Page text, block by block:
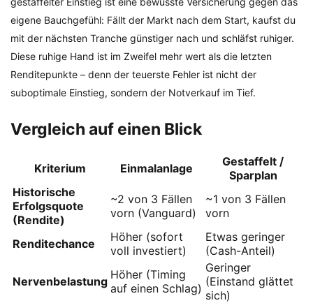
eigene Bauchgefühl: Fällt der Markt nach dem Start, kaufst du
mit der nächsten Tranche günstiger nach und schläfst ruhiger.
Diese ruhige Hand ist im Zweifel mehr wert als die letzten
Renditepunkte – denn der teuerste Fehler ist nicht der
suboptimale Einstieg, sondern der Notverkauf im Tief.
Vergleich auf einen Blick
Kriterium Einmalanlage
Gestaffelt /
Sparplan
Historische
Erfolgsquote
(Rendite)
~2 von 3 Fällen
vorn (Vanguard)
~1 von 3 Fällen
vorn
Renditechance
Höher (sofort
voll investiert)
Etwas geringer
(Cash-Anteil)
Nervenbelastung Höher (Timing
auf einen Schlag)
Geringer
(Einstand glättet
sich)